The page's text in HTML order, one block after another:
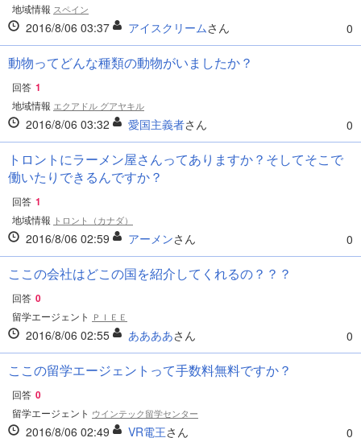
地域情報 スペイン
2016/8/06 03:37 アイスクリームさん 0
動物ってどんな種類の動物がいましたか？
回答 1
地域情報 エクアドル グアヤキル
2016/8/06 03:32 愛国主義者さん 0
トロントにラーメン屋さんってありますか？そしてそこで
働いたりできるんですか？
回答 1
地域情報 トロント（カナダ）
2016/8/06 02:59 アーメンさん 0
ここの会社はどこの国を紹介してくれるの？？？
回答 0
留学エージェント ＰＩＥＥ
2016/8/06 02:55 ああああさん 0
ここの留学エージェントって手数料無料ですか？
回答 0
留学エージェント ウインテック留学センター
2016/8/06 02:49 VR電王さん 0